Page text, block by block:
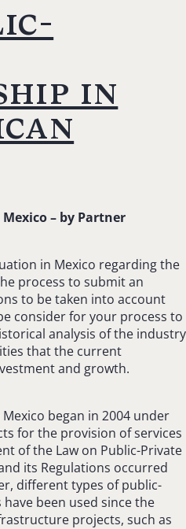
in
– by Partner
in Mexico regarding the
process to submit an
to be taken into account
consider for your process to
analysis of the industry
that the current
and growth.
began in 2004 under
for the provision of services
of the Law on Public-Private
its Regulations occurred
different types of public-
been used since the
projects, such as